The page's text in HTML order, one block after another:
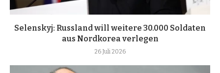
Selenskyj: Russland will weitere 30.000 Soldaten
aus Nordkorea verlegen
26 Juli 2026